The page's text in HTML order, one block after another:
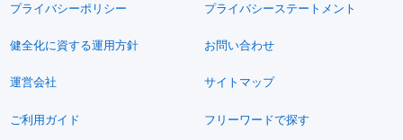
プライバシーポリシー プライバシーステートメント
健全化に資する運用方針 お問い合わせ
運営会社 サイトマップ
ご利用ガイド フリーワードで探す